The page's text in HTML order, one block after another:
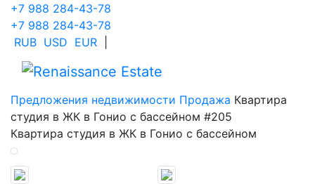
+7 988 284-43-78
+7 988 284-43-78
RUB USD EUR
Предложения недвижимости Продажа Квартира
студия в ЖК в Гонио с бассейном #205
Квартира студия в ЖК в Гонио с бассейном